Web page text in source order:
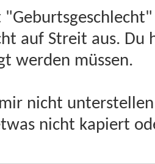
auf Streit aus. Du
werden müssen.
nicht
nicht kapiert